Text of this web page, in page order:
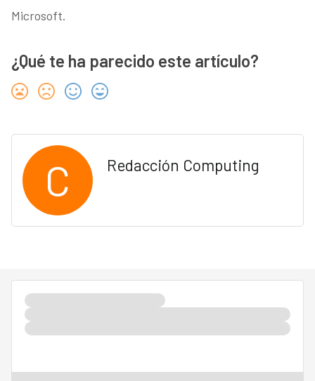
Microsoft.
¿Qué te ha parecido este artículo?
C Redacción Computing